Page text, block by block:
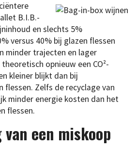
B.I.B.-
en slechts 5%
versus 40% bij glazen flessen
minder trajecten en lager
opnieuw een CO²-
kleiner blijkt dan bij
flessen. Zelfs de recyclage van
minder energie kosten dan het
flessen.
een miskoop